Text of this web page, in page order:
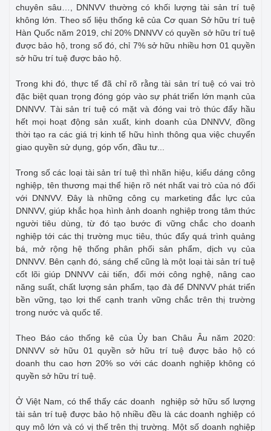
chuyên sâu…, DNNVV thường có khối lượng tài sản trí tuệ
không lớn. Theo số liệu thống kê của Cơ quan Sở hữu trí tuệ
Hàn Quốc năm 2019, chỉ 20% DNNVV có quyền sở hữu trí tuệ
được bảo hộ, trong số đó, chỉ 7% sở hữu nhiều hơn 01 quyền
sở hữu trí tuệ được bảo hộ.
Trong khi đó, thực tế đã chỉ rõ rằng tài sản trí tuệ có vai trò
đặc biệt quan trọng đóng góp vào sự phát triển lớn mạnh của
DNNVV. Tài sản trí tuệ có mặt và đóng vai trò thúc đẩy hầu
hết mọi hoạt động sản xuất, kinh doanh của DNNVV, đồng
thời tạo ra các giá trị kinh tế hữu hình thông qua việc chuyển
giao quyền sử dụng, góp vốn, đầu tư...
Trong số các loại tài sản trí tuệ thì nhãn hiệu, kiểu dáng công
nghiệp, tên thương mại thể hiện rõ nét nhất vai trò của nó đối
với DNNVV. Đây là những công cụ marketing đắc lực của
DNNVV, giúp khắc họa hình ảnh doanh nghiệp trong tâm thức
người tiêu dùng, từ đó tạo bước đi vững chắc cho doanh
nghiệp tới các thị trường mục tiêu, thúc đẩy quá trình quảng
bá, mở rộng hệ thống phân phối sản phẩm, dịch vụ của
DNNVV. Bên cạnh đó, sáng chế cũng là một loại tài sản trí tuệ
cốt lõi giúp DNNVV cải tiến, đổi mới công nghệ, nâng cao
năng suất, chất lượng sản phẩm, tạo đà để DNNVV phát triển
bền vững, tạo lợi thế cạnh tranh vững chắc trên thị trường
trong nước và quốc tế.
Theo Báo cáo thống kê của Ủy ban Châu Âu năm 2020:
DNNVV sở hữu 01 quyền sở hữu trí tuệ được bảo hộ có
doanh thu cao hơn 20% so với các doanh nghiệp không có
quyền sở hữu trí tuệ.
Ở Việt Nam, có thể thấy các doanh nghiệp sở hữu số lượng
tài sản trí tuệ được bảo hộ nhiều đều là các doanh nghiệp có
quy mô lớn và có vị thế trên thị trường. Một số doanh nghiệp